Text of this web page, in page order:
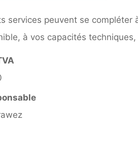
services peuvent se compléter
à vos capacités